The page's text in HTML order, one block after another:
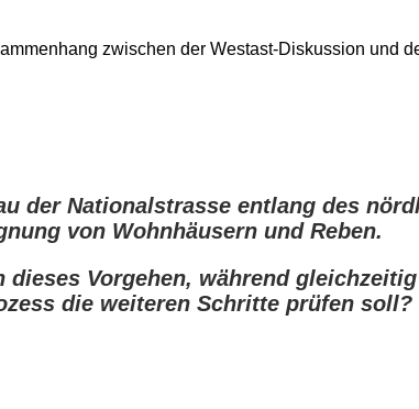
zwischen der Westast-Diskussion und
der Nationalstrasse entlang des
von Wohnhäusern und Reben.
Vorgehen, während
die weiteren Schritte prüfen soll?